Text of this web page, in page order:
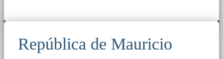
República de Mauricio